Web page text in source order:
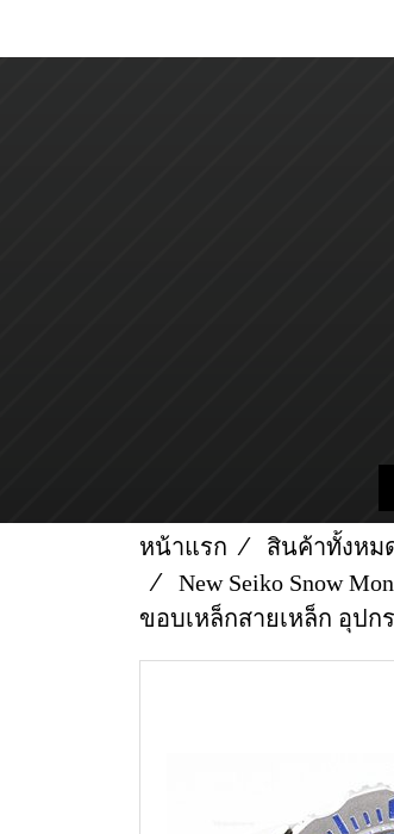
หน้าแรก สินค้าทั้งหม
New Seiko Snow
ขอบเหล็กสายเหล็ก อุป